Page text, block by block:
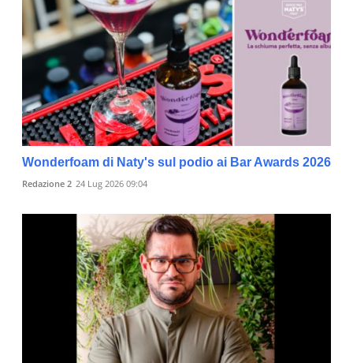
Wonderfoam di Naty's sul podio ai Bar Awards 2026
Redazione 2 24 Lug 2026 09:04